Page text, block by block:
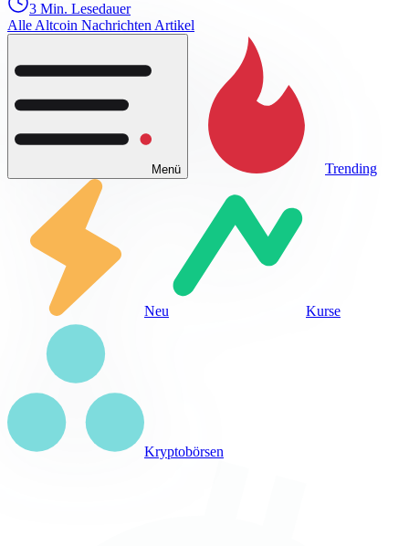
3 Min. Lesedauer
Alle Altcoin Nachrichten Artikel
Menü Trending
Neu Kurse
Kryptobörsen